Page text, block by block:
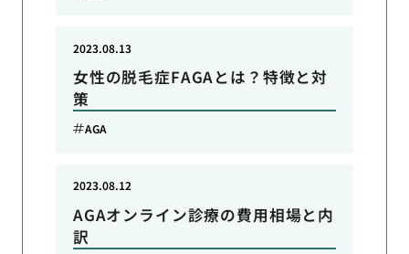
女性の脱毛症FAGAとは？特徴と対
策
2023.08.13
AGA
AGAオンライン診療の費用相場と内
訳
2023.08.12